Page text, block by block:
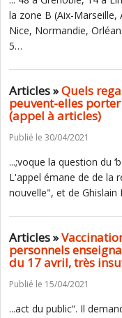
la zone B (Aix-
Nice, Normandie,
5…
Articles »Quels
peuvent-elles
(appel à articles)
Publié le 30/04/2021
...;voque la question du
L'appel émane de de la
nouvelle", et de Ghislain
Articles »
personnels
du 17 avril, très
Publié le 15/04/2021
...act du public“. Il